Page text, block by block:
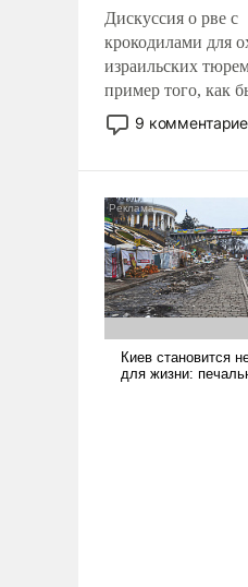
Дискуссия о рве с
крокодилами для
израильских
пример того, как
двигаемся по пути
революционных
псевдонаучной
стало всерьез
идеей.
9